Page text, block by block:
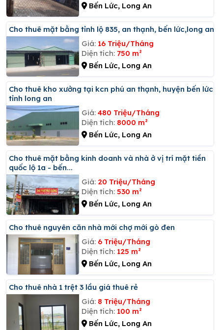
Bến Lức, Long An
Cho thuê mặt bằng tỉnh lộ 835, an thạnh, bến lức,long an
Giá: 16 Triệu/Tháng
Diện tích: 750 m²
Bến Lức, Long An
Cho thuê kho xưởng tại kcn phú an thạnh, huyện bến lức,
tỉnh long an
Giá: 480 Triệu/Tháng
Diện tích: 8000 m²
Bến Lức, Long An
Cho thuê mặt bằng kinh doanh và nhà ở vị trí mặt tiền
quốc lộ 1a - bến...
Giá: 20 Triệu/Tháng
Diện tích: 530 m²
Bến Lức, Long An
Cho thuê nguyên căn nhà mới chợ mới gò đen
Giá: 6 Triệu/Tháng
Diện tích: 125 m²
Bến Lức, Long An
Cho thuê nhà 1 trệt 3 lầu giá thuê rẻ
Giá: 8 Triệu/Tháng
Diện tích: 100 m²
Bến Lức, Long An